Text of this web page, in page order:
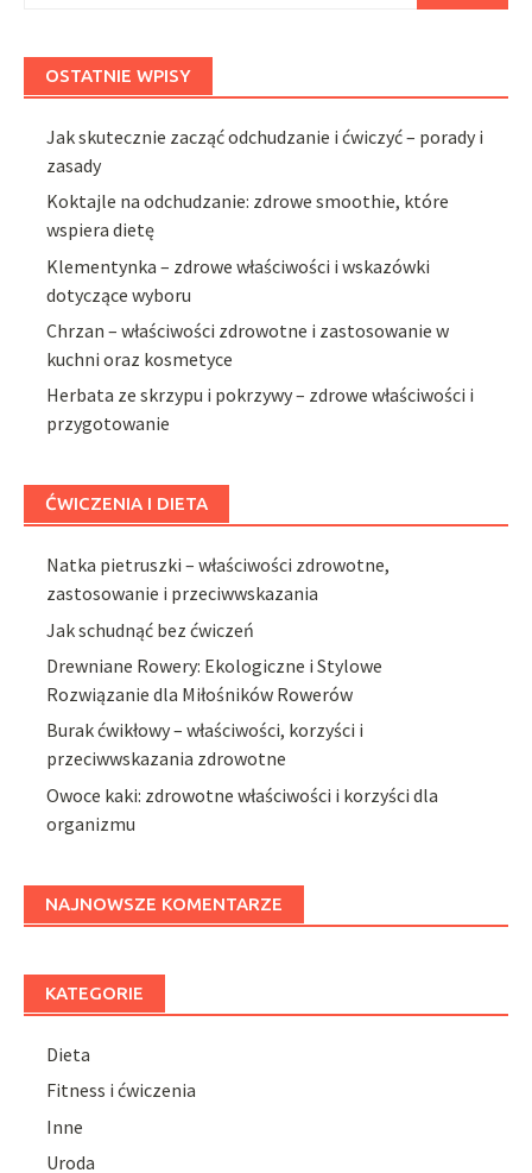
OSTATNIE WPISY
Jak skutecznie zacząć odchudzanie i ćwiczyć – porady i
zasady
Koktajle na odchudzanie: zdrowe smoothie, które
wspiera dietę
Klementynka – zdrowe właściwości i wskazówki
dotyczące wyboru
Chrzan – właściwości zdrowotne i zastosowanie w
kuchni oraz kosmetyce
Herbata ze skrzypu i pokrzywy – zdrowe właściwości i
przygotowanie
ĆWICZENIA I DIETA
Natka pietruszki – właściwości zdrowotne,
zastosowanie i przeciwwskazania
Jak schudnąć bez ćwiczeń
Drewniane Rowery: Ekologiczne i Stylowe
Rozwiązanie dla Miłośników Rowerów
Burak ćwikłowy – właściwości, korzyści i
przeciwwskazania zdrowotne
Owoce kaki: zdrowotne właściwości i korzyści dla
organizmu
NAJNOWSZE KOMENTARZE
KATEGORIE
Dieta
Fitness i ćwiczenia
Inne
Uroda